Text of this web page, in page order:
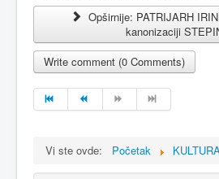
Opširnije: PATRIJARH
kanonizaciji
Write comment (0 Comments)
Vi ste ovde: Početak